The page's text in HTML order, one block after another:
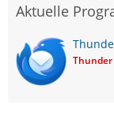
Aktuelle
Thunder